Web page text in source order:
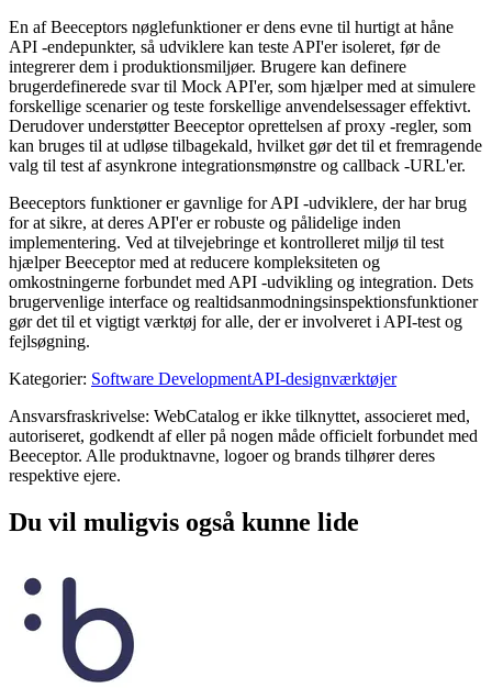
En af Beeceptors nøglefunktioner er dens evne til hurtigt at håne
API -endepunkter, så udviklere kan teste API'er isoleret, før de
integrerer dem i produktionsmiljøer. Brugere kan definere
brugerdefinerede svar til Mock API'er, som hjælper med at simulere
forskellige scenarier og teste forskellige anvendelsessager effektivt.
Derudover understøtter Beeceptor oprettelsen af ​​proxy -regler, som
kan bruges til at udløse tilbagekald, hvilket gør det til et fremragende
valg til test af asynkrone integrationsmønstre og callback -URL'er.
Beeceptors funktioner er gavnlige for API -udviklere, der har brug
for at sikre, at deres API'er er robuste og pålidelige inden
implementering. Ved at tilvejebringe et kontrolleret miljø til test
hjælper Beeceptor med at reducere kompleksiteten og
omkostningerne forbundet med API -udvikling og integration. Dets
brugervenlige interface og realtidsanmodningsinspektionsfunktioner
gør det til et vigtigt værktøj for alle, der er involveret i API-test og
fejlsøgning.
Kategorier: Software DevelopmentAPI-designværktøjer
Ansvarsfraskrivelse: WebCatalog er ikke tilknyttet, associeret med,
autoriseret, godkendt af eller på nogen måde officielt forbundet med
Beeceptor. Alle produktnavne, logoer og brands tilhører deres
respektive ejere.
Du vil muligvis også kunne lide